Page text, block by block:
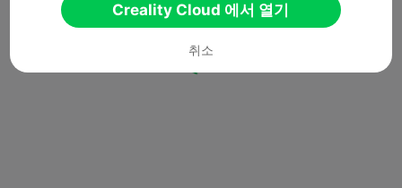
Creality Cloud 에서 열기
취소